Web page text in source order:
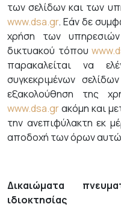
των σελίδων και των
www.dsa.gr. Εάν δε
χρήση των
δικτυακού τόπου
παρακαλείται να
συγκεκριμένων
εξακολούθηση της
www.dsa.grακόμη και
την ανεπιφύλακτη εκ
αποδοχή των όρων
Δικαιώματα
ιδιοκτησίας